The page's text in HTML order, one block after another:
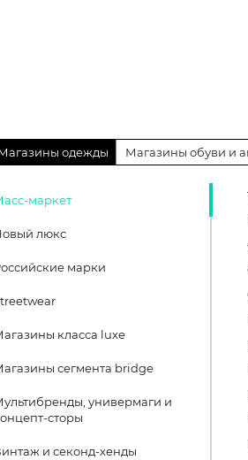
одежды Магазины обуви и
маркет
люкс
марки
класса luxe
сегмента bridge
универмаги и
сторы
и секонд-хенды